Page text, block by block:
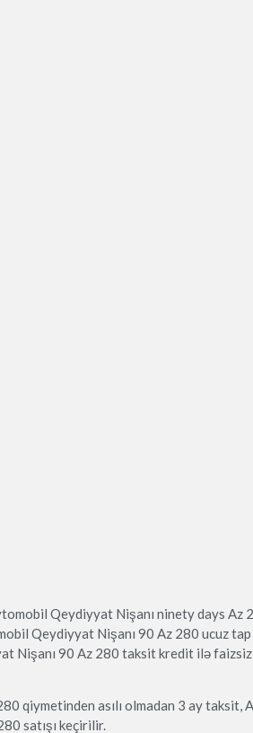
Qeydiyyat Nişanı ninety days Az
Qeydiyyat Nişanı 90 Az 280 ucuz
Nişanı 90 Az 280 taksit kredit ilə
qiymetinden asılı olmadan 3 ay
satışı keçirilir.